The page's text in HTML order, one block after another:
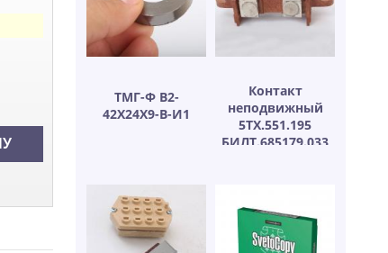
ТМГ-Ф В2-
42Х24Х9-В-И1
Контакт
неподвижный
5ТХ.551.195
БИЛТ.685179.033